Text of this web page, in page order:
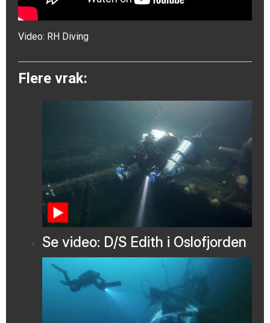
Video: RH Diving
Flere vrak:
Se video: D/S Edith i Oslofjorden